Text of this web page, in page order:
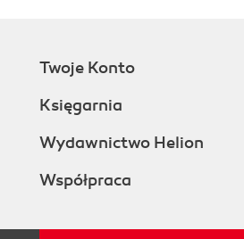
Twoje Konto
Księgarnia
Wydawnictwo Helion
Współpraca